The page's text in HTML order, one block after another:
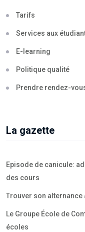
Tarifs
Services aux
E-learning
Politique qualité
Prendre rendez-
La gazette
Episode de canicule:
des cours
Trouver son alternance
Le Groupe École de
écoles